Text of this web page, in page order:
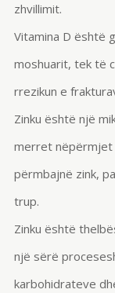
zhvillimit.
Vitamina D është
moshuarit, tek të
rrezikun e
Zinku është një
merret nëpërmjet
përmbajnë zink,
trup.
Zinku është
një sërë
karbohidrateve